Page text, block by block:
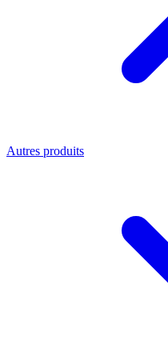
Autres produits